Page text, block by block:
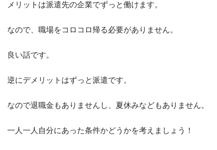
メリットは派遣先の企業でずっと働けます。
なので、職場をコロコロ帰る必要がありません。
良い話です。
逆にデメリットはずっと派遣です。
なので退職金もありませんし、夏休みなどもありません。
一人一人自分にあった条件かどうかを考えましょう！